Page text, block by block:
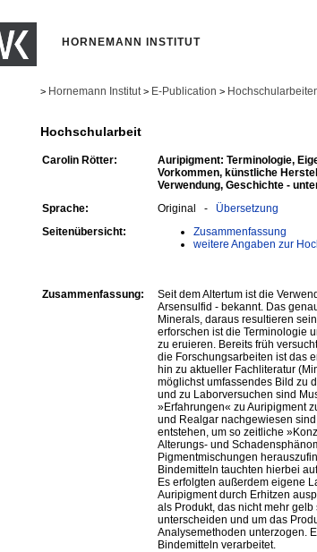
HORNEMANN INSTITUT
> Hornemann Institut > E-Publication >
Hochschularbeit
Carolin Rötter:
Auripigment: Terminologie,
Vorkommen, künstliche
Verwendung, Geschichte -
Sprache: Original - Übersetzung
Seitenübersicht:
Zusammenfassung
weitere Angaben zur
Zusammenfassung:
Seit dem Altertum ist die
Arsensulfid - bekannt. Das
Minerals, daraus resultieren
erforschen ist die Terminologie
zu eruieren. Bereits früh
die Forschungsarbeiten ist das
hin zu aktueller Fachliteratur
möglichst umfassendes Bild zu
und zu Laborversuchen sind
»Erfahrungen« zu Auripigment
und Realgar nachgewiesen
entstehen, um so zeitliche
Alterungs- und
Pigmentmischungen
Bindemitteln tauchten hierbei
Es erfolgten außerdem eigene
Auripigment durch Erhitzen
als Produkt, das nicht mehr
unterscheiden und um das
Analysemethoden unterzogen.
Bindemitteln verarbeitet.